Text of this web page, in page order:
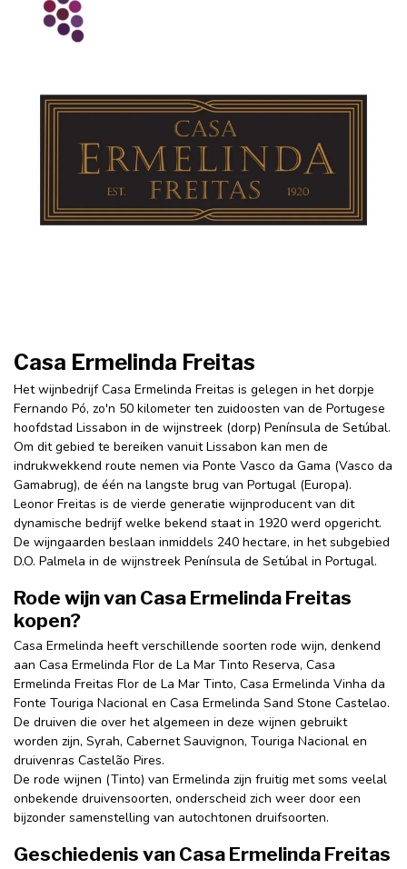
Casa Ermelinda Freitas
Het wijnbedrijf Casa Ermelinda Freitas is gelegen in het dorpje
Fernando Pó, zo'n 50 kilometer ten zuidoosten van de Portugese
hoofdstad Lissabon in de wijnstreek (dorp) Península de Setúbal.
Om dit gebied te bereiken vanuit Lissabon kan men de
indrukwekkend route nemen via Ponte Vasco da Gama (Vasco da
Gamabrug), de één na langste brug van Portugal (Europa).
Leonor Freitas is de vierde generatie wijnproducent van dit
dynamische bedrijf welke bekend staat in 1920 werd opgericht.
De wijngaarden beslaan inmiddels 240 hectare, in het subgebied
D.O. Palmela in de wijnstreek Península de Setúbal in Portugal.
Rode wijn van Casa Ermelinda Freitas
kopen?
Casa Ermelinda heeft verschillende soorten rode wijn, denkend
aan Casa Ermelinda Flor de La Mar Tinto Reserva, Casa
Ermelinda Freitas Flor de La Mar Tinto, Casa Ermelinda Vinha da
Fonte Touriga Nacional en Casa Ermelinda Sand Stone Castelao.
De druiven die over het algemeen in deze wijnen gebruikt
worden zijn, Syrah, Cabernet Sauvignon, Touriga Nacional en
druivenras Castelão Pires.
De rode wijnen (Tinto) van Ermelinda zijn fruitig met soms veelal
onbekende druivensoorten, onderscheid zich weer door een
bijzonder samenstelling van autochtonen druifsoorten.
Geschiedenis van Casa Ermelinda Freitas